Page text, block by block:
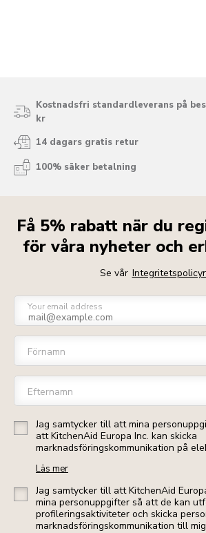
Kostnadsfri standardleverans på
kr
14 dagars gratis retur
100% säker betalning
Få 5% rabatt när du
för våra nyheter och
Se vår
Your email address
Förnamn
Efternamn
Jag samtycker till att mina
att KitchenAid Europa Inc. kan skicka
marknadsföringskommunikation på
Läs mer
Jag samtycker till att KitchenAid
mina personuppgifter så att de kan
profileringsaktiviteter och skicka
marknadsföringskommunikation till